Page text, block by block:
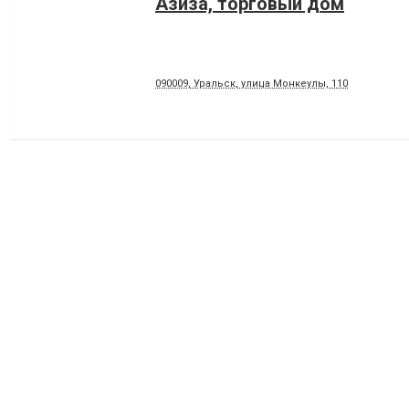
090009, Уральск, улица ​Монкеулы, 110